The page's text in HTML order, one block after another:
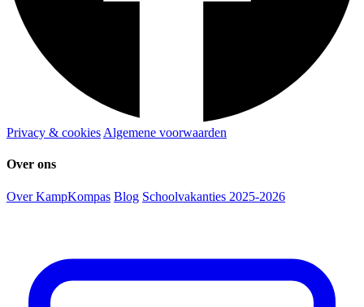
Privacy & cookies Algemene voorwaarden
Over ons
Over KampKompas Blog Schoolvakanties 2025-2026